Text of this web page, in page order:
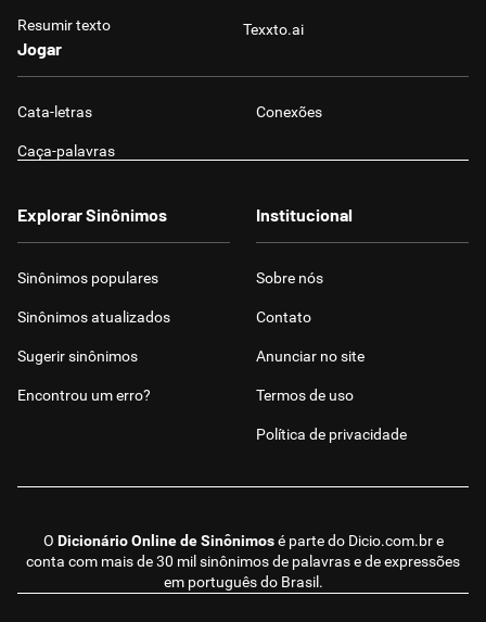
Resumir texto Texxto.ai
Jogar
Cata-letras Conexões
Caça-palavras
O Dicionário Online de Sinônimosé parte do Dicio.com.bre
conta com mais de 30 mil sinônimos de palavras e de expressões
em português do Brasil.
Explorar Sinônimos
Sinônimos populares
Sinônimos atualizados
Sugerir sinônimos
Encontrou um erro?
Institucional
Sobre nós
Contato
Anunciar no site
Termos de uso
Política de privacidade